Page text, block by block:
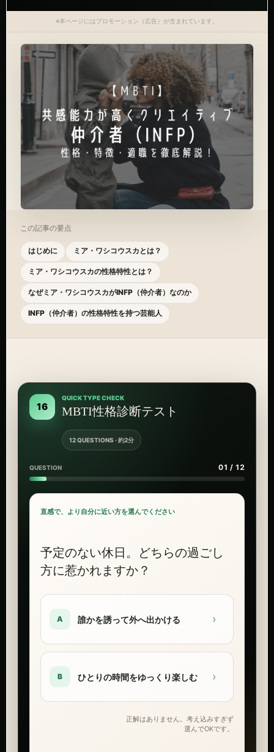
※本ページにはプロモーション（広告）が含まれています。
この記事の要点
はじめに ミア・ワシコウスカとは？
ミア・ワシコウスカの性格特性とは？
なぜミア・ワシコウスカがINFP（仲介者）なのか
INFP（仲介者）の性格特性を持つ芸能人
16
QUICK TYPE CHECK
MBTI性格診断テスト
12 QUESTIONS · 約2分
QUESTION 01 / 12
直感で、より自分に近い方を選んでください
予定のない休日。どちらの過ごし
方に惹かれますか？
A 誰かを誘って外へ出かける ›
B ひとりの時間をゆっくり楽しむ ›
正解はありません。考え込みすぎず
選んでOKです。